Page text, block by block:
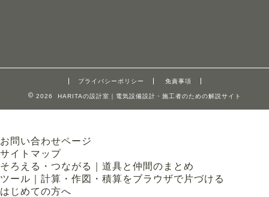
プライバシーポリシー 免責事項
2026 HARITAの設計室｜電気設備設計・施工者のための解説サイト
お問い合わせページ
サイトマップ
そろえる・つながる｜道具と仲間のまとめ
ツール｜計算・作図・積算をブラウザで片づける
はじめての方へ